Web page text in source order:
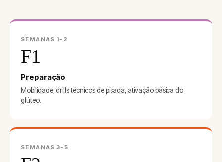
SEMANAS 1-2
F1
Preparação
Mobilidade, drills técnicos de pisada, ativação básica do
glúteo.
SEMANAS 3-5